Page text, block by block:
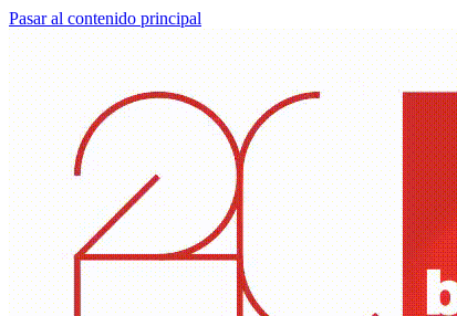
Pasar al contenido principal